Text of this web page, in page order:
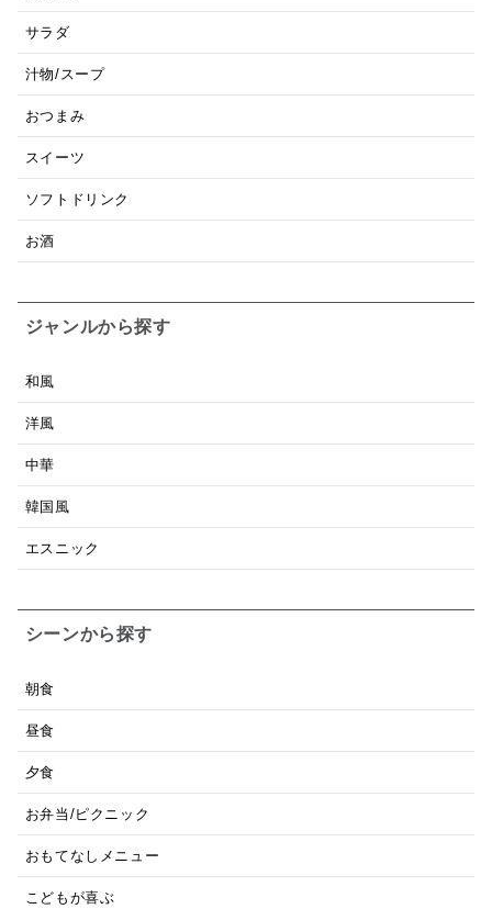
サラダ
汁物/スープ
おつまみ
スイーツ
ソフトドリンク
お酒
ジャンルから探す
和風
洋風
中華
韓国風
エスニック
シーンから探す
朝食
昼食
夕食
お弁当/ピクニック
おもてなしメニュー
こどもが喜ぶ